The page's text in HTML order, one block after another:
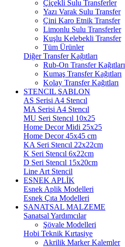
Çiçekli Sulu Transferler
Yazı Varak Sulu Transfer
Çini Karo Etnik Transfer
Limonlu Sulu Transferler
Kuşlu Kelebekli Transfer
Tüm Ürünler
Diğer Transfer Kağıtları
Rub-On Transfer Kağıtları
Kumaş Transfer Kağıtları
Kolay Transfer Kağıtları
STENCIL ŞABLON
AS Serisi A4 Stencıl
MA Serisi A4 Stencıl
MU Seri Stencıl 10x25
Home Decor Midi 25x25
Home Decor 45x45 cm
KA Seri Stencıl 22x22cm
K Seri Stencıl 6x22cm
D Seri Stencıl 15x20cm
Line Art Stencil
ESNEK APLİK
Esnek Aplik Modelleri
Esnek Çıta Modelleri
SANATSAL MALZEME
Sanatsal Yardımcılar
Şövale Modelleri
Hobi Teknik Kırtasiye
Akrilik Marker Kalemler